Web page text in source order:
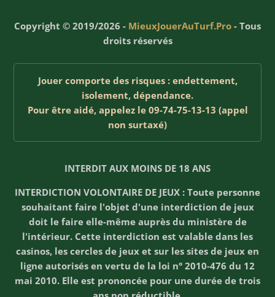
Copyright © 2019/2026 - MieuxJouerAuTurf.Pro - Tous
droits réservés
Jouer comporte des risques : endettement,
isolement, dépendance.
Pour être aidé, appelez le 09-74-75-13-13 (appel
non surtaxé)
INTERDIT AUX MOINS DE 18 ANS
INTERDICTION VOLONTAIRE DE JEUX : Toute personne
souhaitant faire l'objet d'une interdiction de jeux
doit le faire elle-même auprès du ministère de
l'intérieur. Cette interdiction est valable dans les
casinos, les cercles de jeux et sur les sites de jeux en
ligne autorisés en vertu de la loi n° 2010-476 du 12
mai 2010. Elle est prononcée pour une durée de trois